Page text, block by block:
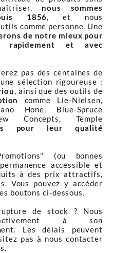
nous sommes
1856, et nous
comme personne. Une
de notre mieux pour
rapidement et avec
pas des centaines de
sélection rigoureuse :
, ainsi que des outils de
comme Lie-Nielsen,
Hone, Blue-Spruce
Concepts, Temple
pour leur qualité
(ou bonnes
accessible et
à des prix attractifs,
Vous pouvez y accéder
boutons ci-dessous.
de stock ? Nous
à son
Les délais peuvent
pas à nous contacter